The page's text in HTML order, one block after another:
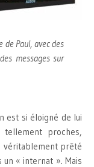
de Paul, avec des
messages sur
est si éloigné de lui
tellement proches,
véritablement prêté
« internat ». Mais